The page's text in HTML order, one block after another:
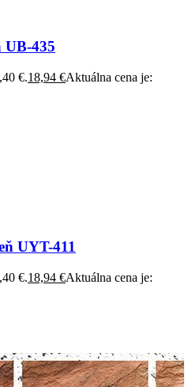
UB-435
€.18,94 €Aktuálna cena je:
UYT-411
€.18,94 €Aktuálna cena je: